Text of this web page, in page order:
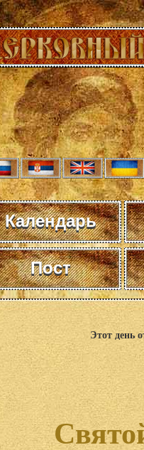
Календарь
Пост
Этот день